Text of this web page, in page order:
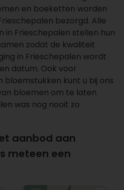
en boeketten worden
bezorgd. Alle
in Frieschepalen stellen hun
zodat de kwaliteit
in Frieschepalen wordt
datum. Ook voor
kunt u bij ons
bloemen om te laten
was nog nooit zo
aanbod aan
meteen een